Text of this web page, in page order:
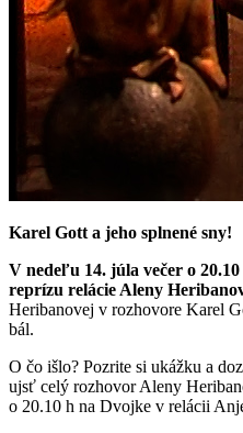
Karel Gott a jeho splnené sny!
V nedeľu 14. júla večer o 20.10
reprízu relácie Aleny
Heribanovej v rozhovore Karel
bál.
O čo išlo? Pozrite si ukážku a
ujsť celý rozhovor Aleny
o 20.10 h na Dvojke v relácii